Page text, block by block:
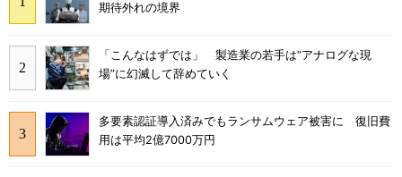
期待外れの境界
「こんなはずでは」 製造業の若手は“アナログな現
場”に幻滅して辞めていく
多要素認証導入済みでもランサムウェア被害に 復旧費
用は平均2億7000万円